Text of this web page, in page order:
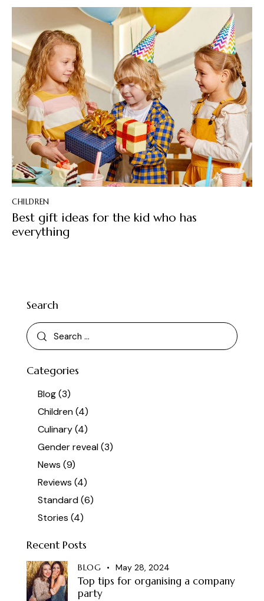
CHILDREN
Best gift ideas for the kid who has
everything
Search
Categories
Blog(3)
Children(4)
Culinary(4)
Gender reveal(3)
News (9)
Reviews (4)
Standard(6)
Stories (4)
Recent Posts
BLOG May 28, 2024
Top tips for organising a company
party